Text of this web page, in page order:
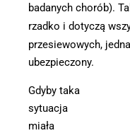
badanych chorób).
rzadko i dotyczą
przesiewowych,
ubezpieczony.
Gdyby taka
sytuacja
miała